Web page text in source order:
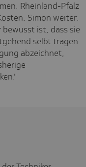
Rheinland-Pfalz
Simon weiter:
ist, dass sie
selbt tragen
abzeichnet,